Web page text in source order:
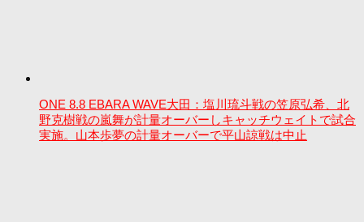
ONE 8.8 EBARA WAVE大田：塩川琉斗戦の笠原弘希、北
野克樹戦の嵐舞が計量オーバーしキャッチウェイトで試合
実施。山本歩夢の計量オーバーで平山諒戦は中止